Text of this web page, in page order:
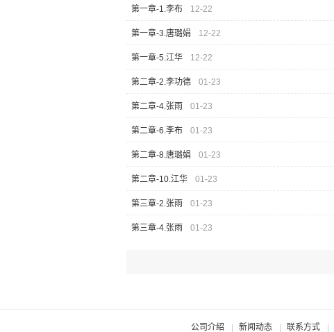
第一章-1.李布 12-22
第一章-3.唐璐娟 12-22
第一章-5.江华 12-22
第二章-2.李功德 01-23
第二章-4.张雨 01-23
第二章-6.李布 01-23
第二章-8.唐璐娟 01-23
第二章-10.江华 01-23
第三章-2.张雨 01-23
第三章-4.张雨 01-23
公司介绍 新闻动态 联系方式